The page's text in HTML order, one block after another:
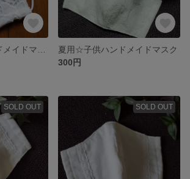
夏用☆子供ハンドメイドマスク
300円
SOLD OUT SOLD OUT